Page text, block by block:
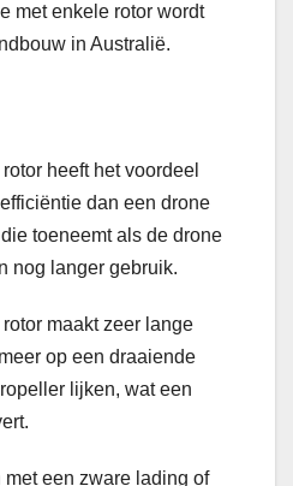
met enkele rotor wordt
in Australië.
heeft het voordeel
dan een drone
toeneemt als de drone
nog langer gebruik.
maakt zeer lange
op een draaiende
lijken, wat een
een zware lading of